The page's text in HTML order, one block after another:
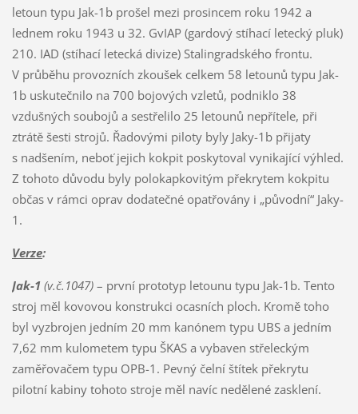
letoun typu Jak-1b prošel mezi prosincem roku 1942 a
lednem roku 1943 u 32. GvIAP (gardový stíhací letecký pluk)
210. IAD (stíhací letecká divize) Stalingradského frontu.
V průběhu provozních zkoušek celkem 58 letounů typu Jak-
1b uskutečnilo na 700 bojových vzletů, podniklo 38
vzdušných soubojů a sestřelilo 25 letounů nepřítele, při
ztrátě šesti strojů. Řadovými piloty byly Jaky-1b přijaty
s nadšením, neboť jejich kokpit poskytoval vynikající výhled.
Z tohoto důvodu byly polokapkovitým překrytem kokpitu
občas v rámci oprav dodatečné opatřovány i „původní“ Jaky-
1.
Verze:
Jak-1(v.č.1047)– první prototyp letounu typu Jak-1b. Tento
stroj měl kovovou konstrukci ocasních ploch. Kromě toho
byl vyzbrojen jedním 20 mm kanónem typu UBS a jedním
7,62 mm kulometem typu ŠKAS a vybaven střeleckým
zaměřovačem typu OPB-1. Pevný čelní štítek překrytu
pilotní kabiny tohoto stroje měl navíc nedělené zasklení.